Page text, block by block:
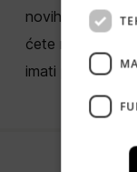
novih klijenata/
ćete napokon
imati predvidivi